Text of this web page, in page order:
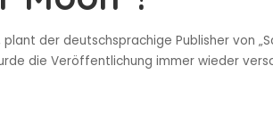
der deutschsprachige Publisher von
die Veröffentlichung immer wieder